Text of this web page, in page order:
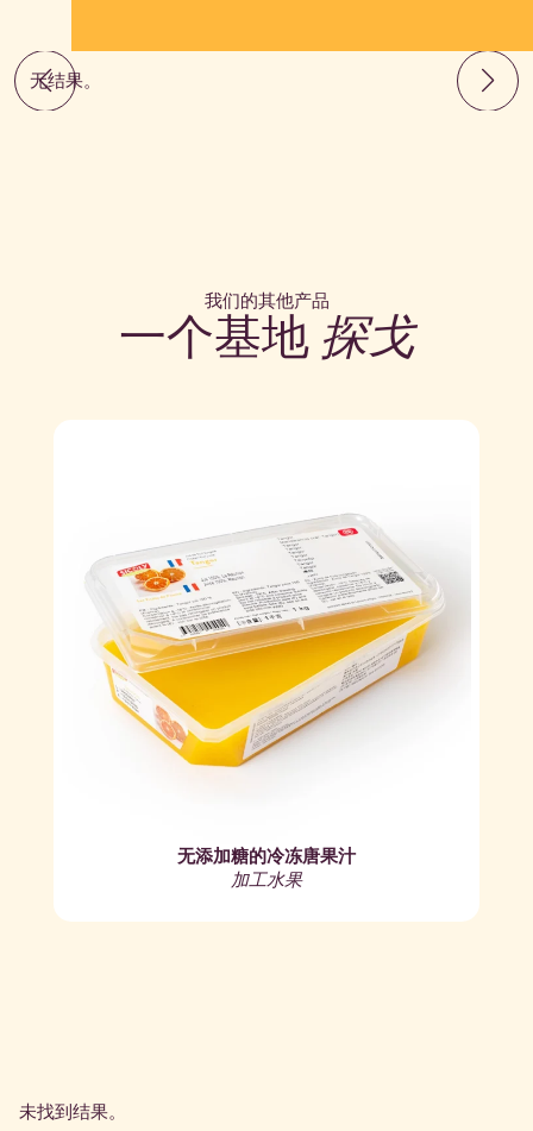
无结果。
我们的其他产品
一个基地 探戈
无添加糖的冷冻唐果汁
加工水果
未找到结果。